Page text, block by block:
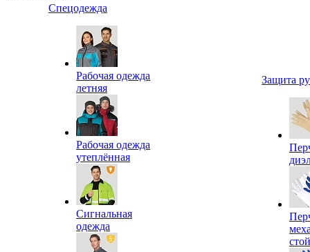
Спецодежда
Рабочая одежда
летняя
Рабочая одежда
утеплённая
Сигнальная
одежда
Защита